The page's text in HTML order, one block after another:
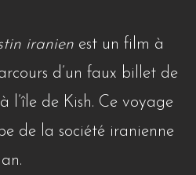
iranien est un film à
d’un faux billet de
l’île de Kish. Ce voyage
de la société iranienne